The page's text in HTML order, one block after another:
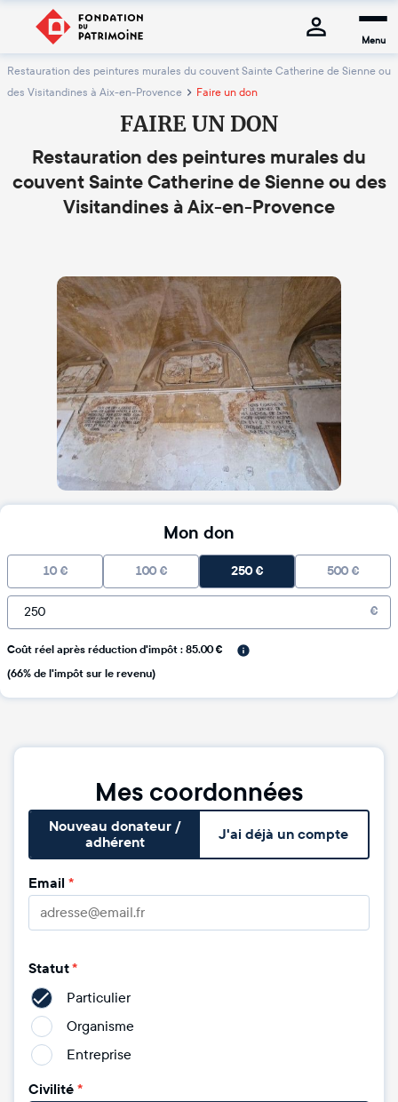
Menu
Restauration des peintures murales du couvent Sainte Catherine de Sienne ou
des Visitandines à Aix-en-Provence
Faire un don
FAIRE UN DON
Restauration des peintures murales du
couvent Sainte Catherine de Sienne ou des
Visitandines à Aix-en-Provence
Mon don
10 € 100 € 250€ 500 €
€
Coût réel après réduction d'impôt : 85.00 €
(66% de l'impôt sur le revenu)
Mes coordonnées
Nouveau donateur /
adhérent
J'ai déjà un compte
Email *
Statut*
Particulier
Organisme
Entreprise
Civilité*